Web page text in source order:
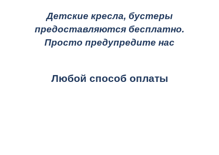
Детские кресла, бустеры
предоставляются бесплатно.
Просто предупредите нас
Любой способ оплаты